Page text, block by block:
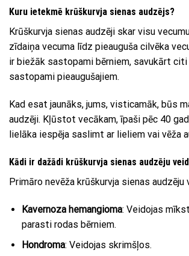
Kuru ietekmē krūškurvja sienas audzējs?
Krūškurvja sienas audzēji skar visu
zīdaiņa vecuma līdz pieauguša cilvēka
ir biežāk sastopami bērniem, savukārt
sastopami pieaugušajiem.
Kad esat jaunāks, jums, visticamāk, būs
audzēji. Kļūstot vecākam, īpaši pēc 40
lielāka iespēja saslimt ar lieliem vai vēža
Kādi ir dažādi krūškurvja sienas audzēju
Primāro nevēža krūškurvja sienas audzēju
Kavernoza hemangioma: Veidojas
parasti rodas bērniem.
Hondroma: Veidojas skrimšļos.